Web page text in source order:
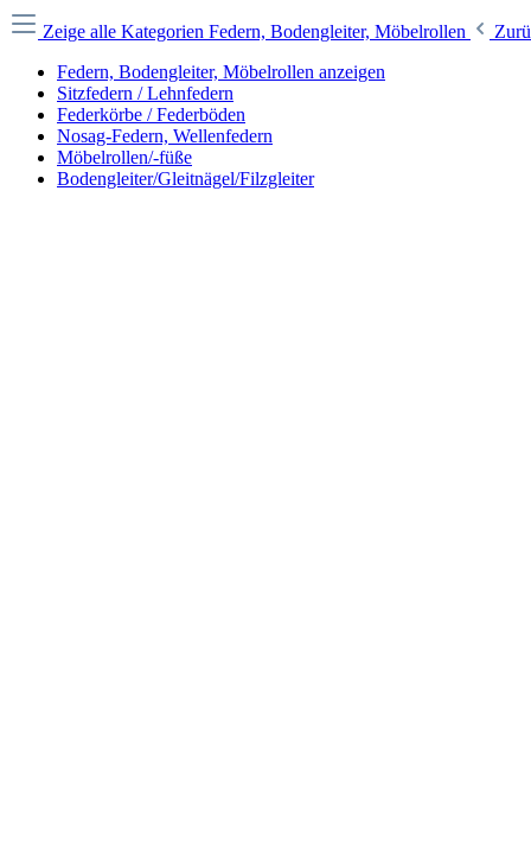
Zeige alle Kategorien Federn, Bodengleiter, Möbelrollen
Federn, Bodengleiter, Möbelrollen anzeigen
Sitzfedern / Lehnfedern
Federkörbe / Federböden
Nosag-Federn, Wellenfedern
Möbelrollen/-füße
Bodengleiter/Gleitnägel/Filzgleiter